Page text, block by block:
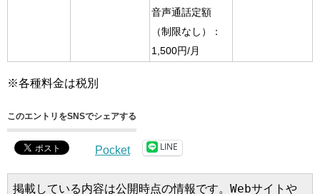
音声通話定額
（制限なし）：
1,500円/月
※各種料金は税別
このエントリをSNSでシェアする
Pocket LINE
掲載している内容は公開時点の情報です。Webサイトや